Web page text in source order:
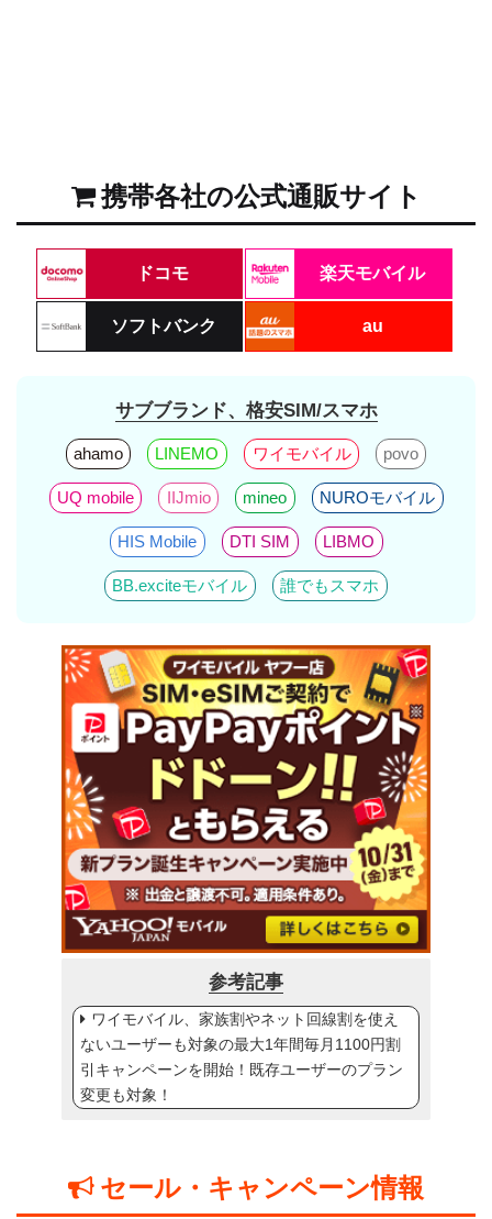
携帯各社の公式通販サイト
ドコモ 楽天モバイル
ソフトバンク au
サブブランド、格安SIM/スマホ
ahamo LINEMO ワイモバイル povo
UQ mobile IIJmio mineo NUROモバイル
HIS Mobile DTI SIM LIBMO
BB.exciteモバイル 誰でもスマホ
参考記事
ワイモバイル、家族割やネット回線割を使え
ないユーザーも対象の最大1年間毎月1100円割
引キャンペーンを開始！既存ユーザーのプラン
変更も対象！
セール・キャンペーン情報